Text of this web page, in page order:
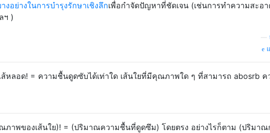
งอย่างในการบำรุงรักษาเชิงลึกเพื่อกำจัดปัญหาที่ชัดเจน (เช่นการทำความสะอ
ฯ )
หลอด! = ความชื้นดูดซับได้เท่าใด เส้นใยที่มีคุณภาพใด ๆ ที่สามารถ abosrb
าพของเส้นใย)! = (ปริมาณความชื้นที่ดูดซึม) โดยตรง อย่างไรก็ตาม (ปริมาณ